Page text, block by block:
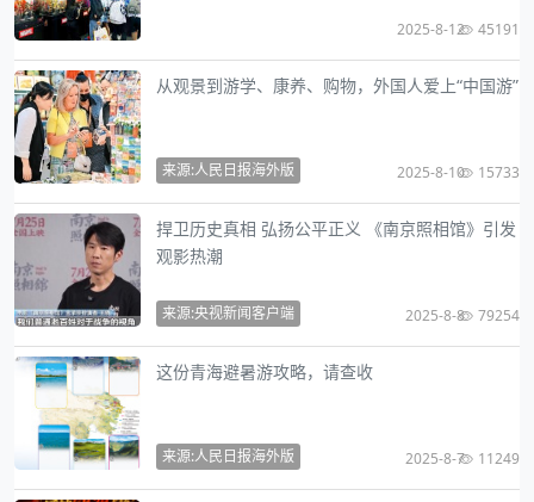
2025-8-12 45191
从观景到游学、康养、购物，外国人爱上“中国游”
来源:人民日报海外版 2025-8-10 15733
捍卫历史真相 弘扬公平正义 《南京照相馆》引发
观影热潮
来源:央视新闻客户端 2025-8-8 79254
这份青海避暑游攻略，请查收
来源:人民日报海外版 2025-8-7 11249